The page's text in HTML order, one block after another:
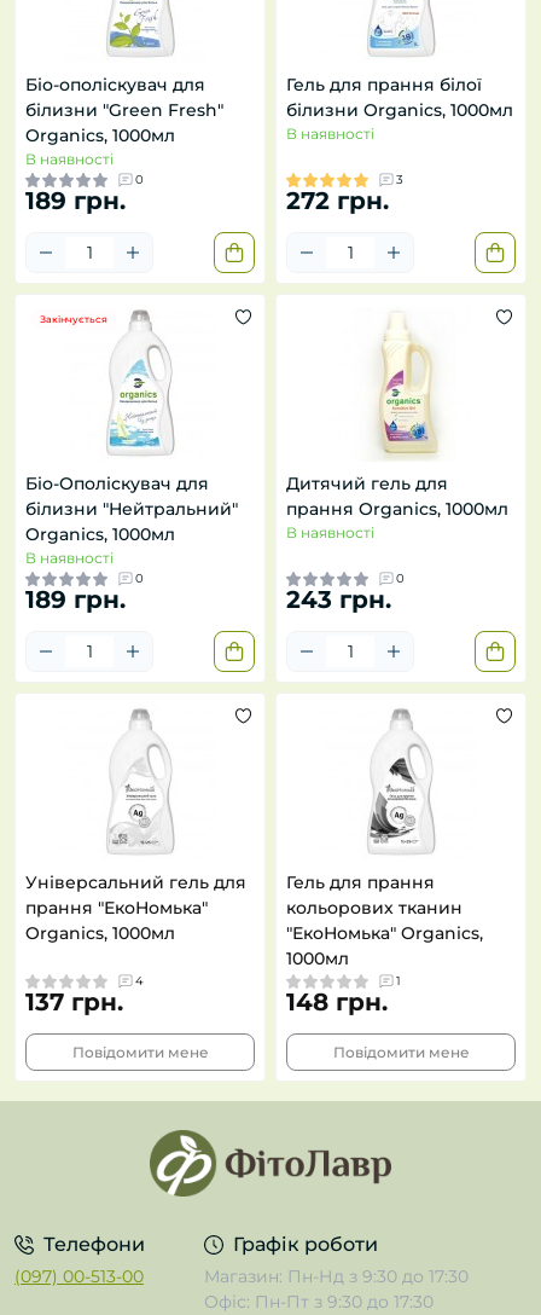
Біо-ополіскувач для
білизни "Green Fresh"
Organics, 1000мл
В наявності
0
189 грн.
Гель для прання білої
білизни Organics, 1000мл
В наявності
3
272 грн.
Закінчується
Біо-Ополіскувач для
білизни "Нейтральний"
Organics, 1000мл
В наявності
0
189 грн.
Дитячий гель для
прання Organics, 1000мл
В наявності
0
243 грн.
Універсальний гель для
прання "ЕкоНомька"
Organics, 1000мл
4
137 грн.
Повідомити мене
Гель для прання
кольорових тканин
"ЕкоНомька" Organics,
1000мл
1
148 грн.
Повідомити мене
Телефони
(097) 00-513-00
Графік роботи
Магазин: Пн-Нд з 9:30 до 17:30
Офіс: Пн-Пт з 9:30 до 17:30